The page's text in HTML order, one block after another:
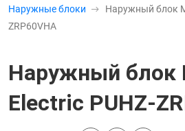
Наружные блоки
Наружный блок
ZRP60VHA
Наружный блок
Electric PUHZ-